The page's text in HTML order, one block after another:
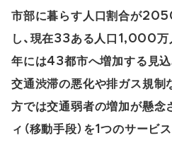
市部に暮らす人口割合が
し、現在33ある人口1,000
年には43都市へ増加する見
交通渋滞の悪化や排ガス規制
方では交通弱者の増加が懸念
ィ（移動手段）を1つのサービ